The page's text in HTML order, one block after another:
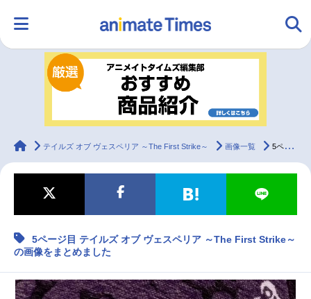
ランキング アニメ
ラジオ 映画
マンガ・ラノベ ゲーム・アプリ 音楽 コスプレ
2.5次元 配信・Vtuber トレンド
最新記事一覧
animateTimes
テイルズ オブ ヴェスペリア ～The First Strike～ 画像一覧 5ページ目 テイルズ オブ ヴェスペリア ～The First Strike～の画像をまとめました
5ページ目 テイルズ オブ ヴェスペリア ～The First Strike～
の画像をまとめました